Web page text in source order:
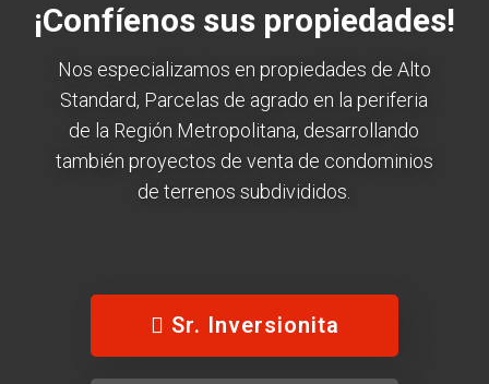
¡Confíenos sus propiedades!
Nos especializamos en propiedades de Alto
Standard, Parcelas de agrado en la periferia
de la Región Metropolitana, desarrollando
también proyectos de venta de condominios
de terrenos subdivididos.
Sr. Inversionita